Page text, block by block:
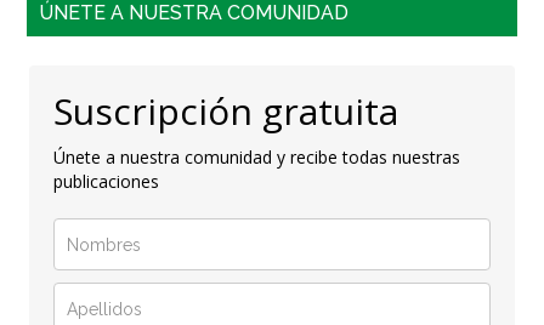
ÚNETE A NUESTRA COMUNIDAD
Suscripción gratuita
Únete a nuestra comunidad y recibe todas nuestras
publicaciones